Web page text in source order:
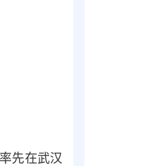
先在武汉